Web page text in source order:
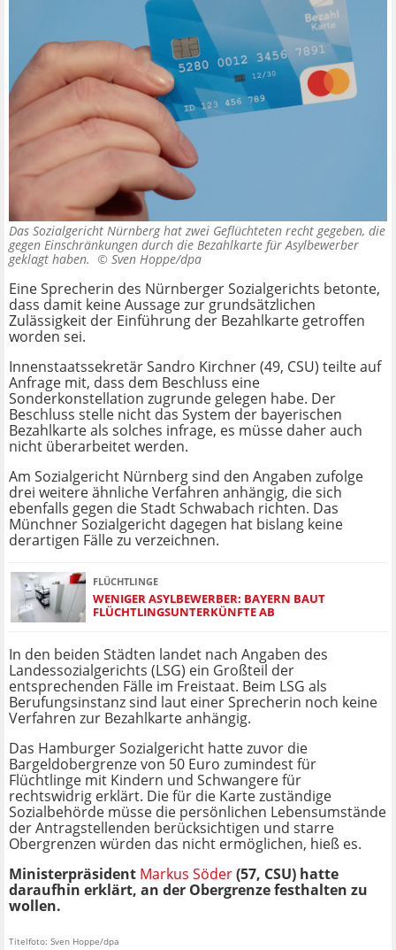
Das Sozialgericht Nürnberg hat zwei Geflüchteten recht gegeben, die
gegen Einschränkungen durch die Bezahlkarte für Asylbewerber
geklagt haben. © Sven Hoppe/dpa
Eine Sprecherin des Nürnberger Sozialgerichts betonte,
dass damit keine Aussage zur grundsätzlichen
Zulässigkeit der Einführung der Bezahlkarte getroffen
worden sei.
Innenstaatssekretär Sandro Kirchner (49, CSU) teilte auf
Anfrage mit, dass dem Beschluss eine
Sonderkonstellation zugrunde gelegen habe. Der
Beschluss stelle nicht das System der bayerischen
Bezahlkarte als solches infrage, es müsse daher auch
nicht überarbeitet werden.
Am Sozialgericht Nürnberg sind den Angaben zufolge
drei weitere ähnliche Verfahren anhängig, die sich
ebenfalls gegen die Stadt Schwabach richten. Das
Münchner Sozialgericht dagegen hat bislang keine
derartigen Fälle zu verzeichnen.
FLÜCHTLINGE
WENIGER ASYLBEWERBER: BAYERN BAUT
FLÜCHTLINGSUNTERKÜNFTE AB
In den beiden Städten landet nach Angaben des
Landessozialgerichts (LSG) ein Großteil der
entsprechenden Fälle im Freistaat. Beim LSG als
Berufungsinstanz sind laut einer Sprecherin noch keine
Verfahren zur Bezahlkarte anhängig.
Das Hamburger Sozialgericht hatte zuvor die
Bargeldobergrenze von 50 Euro zumindest für
Flüchtlinge mit Kindern und Schwangere für
rechtswidrig erklärt. Die für die Karte zuständige
Sozialbehörde müsse die persönlichen Lebensumstände
der Antragstellenden berücksichtigen und starre
Obergrenzen würden das nicht ermöglichen, hieß es.
Ministerpräsident Markus Söder(57, CSU) hatte
daraufhin erklärt, an der Obergrenze festhalten zu
wollen.
Titelfoto: Sven Hoppe/dpa